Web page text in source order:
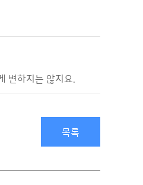
변하지는 않지요.
목록